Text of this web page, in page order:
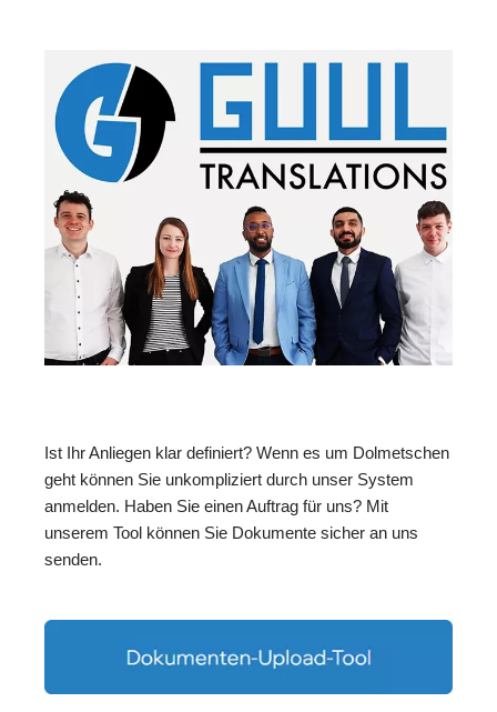
Ist Ihr Anliegen klar definiert? Wenn es um Dolmetschen
geht können Sie unkompliziert durch unser System
anmelden. Haben Sie einen Auftrag für uns? Mit
unserem Tool können Sie Dokumente sicher an uns
senden.